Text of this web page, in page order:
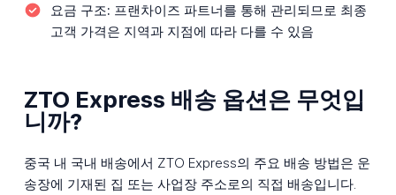
요금 구조: 프랜차이즈 파트너를 통해 관리되므로 최종
고객 가격은 지역과 지점에 따라 다를 수 있음
ZTO Express 배송 옵션은 무엇입
니까?
중국 내 국내 배송에서 ZTO Express의 주요 배송 방법은 운
송장에 기재된 집 또는 사업장 주소로의 직접 배송입니다.